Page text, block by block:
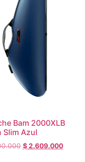
Bam 2000XLB
Slim Azul
$2.609.000